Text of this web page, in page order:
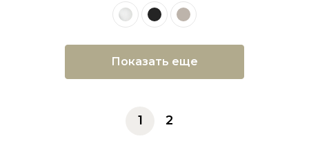
Показать еще
1 2